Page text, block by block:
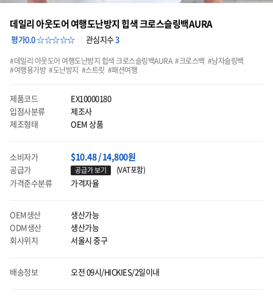
마우스 올릴시에는 이미지를 자세히 볼 수 있으며 클릭시에는 이미지를 다운받으실 수
데일리 아웃도어 여행도난방지 힙색 크로스슬링백AURA
평가0.0 ☆☆☆☆☆ 관심지수3
데일리 아웃도어 여행도난방지 힙색 크로스슬링백AURA 크로스백
남자슬링백
여행용가방
도난방지 스트릿 패션여행
제품코드
EX10000180
입점사분류
제조사
제조형태
OEM 상품
소비자가 $10.48 / 14,800원
공급가 공급가 보기 (VAT포함)
가격준수분류 가격자율
OEM생산
생산가능
ODM생산
생산가능
회사위치
서울시 중구
배송정보 오전 09시/HICKIES/2일이내